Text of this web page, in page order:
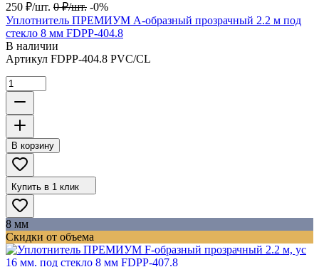
250 ₽/шт. 0 ₽/шт. -0%
Уплотнитель ПРЕМИУМ А-образный прозрачный 2.2 м под
стекло 8 мм FDPP-404.8
В наличии
Артикул FDPP-404.8 PVC/CL
В корзину
Купить в 1 клик
8 мм
Скидки от объема